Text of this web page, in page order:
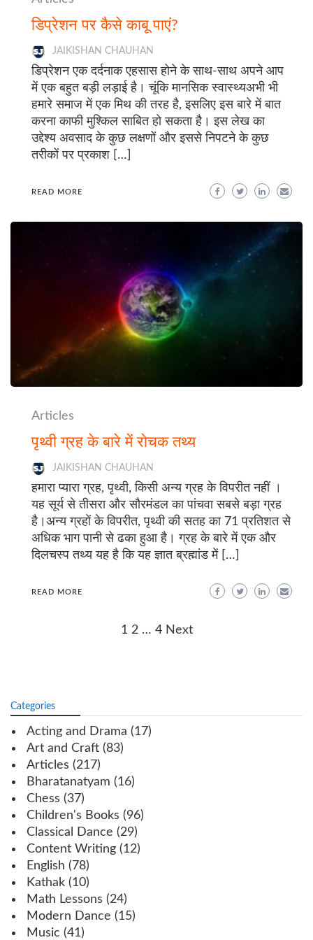
डिप्रेशन पर कैसे काबू पाएं?
JAIKISHAN CHAUHAN
डिप्रेशन एक दर्दनाक एहसास होने के साथ-साथ अपने आप
में एक बहुत बड़ी लड़ाई है। चूंकि मानसिक स्वास्थ्यअभी भी
हमारे समाज में एक मिथ की तरह है, इसलिए इस बारे में बात
करना काफी मुश्किल साबित हो सकता है। इस लेख का
उद्देश्य अवसाद के कुछ लक्षणों और इससे निपटने के कुछ
तरीकों पर प्रकाश […]
READ MORE
Articles
पृथ्वी ग्रह के बारे में रोचक तथ्य
JAIKISHAN CHAUHAN
हमारा प्यारा ग्रह, पृथ्वी, किसी अन्य ग्रह के विपरीत नहीं ।
यह सूर्य से तीसरा और सौरमंडल का पांचवा सबसे बड़ा ग्रह
है।अन्य ग्रहों के विपरीत, पृथ्वी की सतह का 71 प्रतिशत से
अधिक भाग पानी से ढका हुआ है। ग्रह के बारे में एक और
दिलचस्प तथ्य यह है कि यह ज्ञात ब्रह्मांड में […]
READ MORE
1 2 … 4 Next
Categories
Acting and Drama (17)
Art and Craft (83)
Articles (217)
Bharatanatyam (16)
Chess (37)
Children's Books (96)
Classical Dance (29)
Content Writing (12)
English (78)
Kathak (10)
Math Lessons (24)
Modern Dance (15)
Music (41)